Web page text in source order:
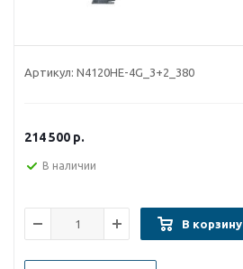
Артикул: N4120HE-4G_3+2_380
214 500 р.
В наличии
В корзину